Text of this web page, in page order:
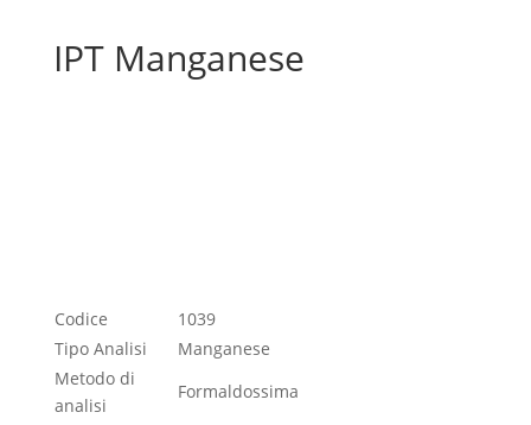
IPT Manganese
Codice
1039
Tipo Analisi
Manganese
Metodo di
analisi
Formaldossima